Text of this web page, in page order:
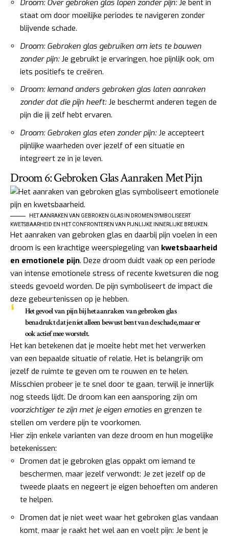
Droom: Over gebroken glas lopen zonder pijn:Je bent in
staat om door moeilijke periodes te navigeren zonder
blijvende schade.
Droom: Gebroken glas gebruiken om iets te bouwen
zonder pijn:Je gebruikt je ervaringen, hoe pijnlijk ook, om
iets positiefs te creëren.
Droom: Iemand anders gebroken glas laten aanraken
zonder dat die pijn heeft:Je beschermt anderen tegen de
pijn die jij zelf hebt ervaren.
Droom: Gebroken glas eten zonder pijn:Je accepteert
pijnlijke waarheden over jezelf of een situatie en
integreert ze in je leven.
Droom 6: Gebroken Glas Aanraken Met Pijn
HET AANRAKEN VAN GEBROKEN GLAS IN DROMEN SYMBOLISEERT
KWETSBAARHEID EN HET CONFRONTEREN VAN PIJNLIJKE INNERLIJKE BREUKEN.
Het aanraken van gebroken glas en daarbij pijn voelen in een
droom is een krachtige weerspiegeling van kwetsbaarheid
en emotionele pijn. Deze droom duidt vaak op een periode
van intense emotionele stress of recente kwetsuren die nog
steeds gevoeld worden. De pijn symboliseert de impact die
deze gebeurtenissen op je hebben.
Het gevoel van pijn bij het aanraken van gebroken glas
benadrukt dat je niet alleen bewust bent van de schade, maar er
ook actief mee worstelt.
Het kan betekenen dat je moeite hebt met het verwerken
van een bepaalde situatie of relatie. Het is belangrijk om
jezelf de ruimte te geven om te rouwen en te helen.
Misschien probeer je te snel door te gaan, terwijl je innerlijk
nog steeds lijdt. De droom kan een aansporing zijn om
voorzichtiger te zijn met je eigen emoties en grenzen te
stellen om verdere pijn te voorkomen.
Hier zijn enkele varianten van deze droom en hun mogelijke
betekenissen:
Dromen dat je gebroken glas oppakt om iemand te
beschermen, maar jezelf verwondt: Je zet jezelf op de
tweede plaats en negeert je eigen behoeften om anderen
te helpen.
Dromen dat je niet weet waar het gebroken glas vandaan
komt, maar je raakt het wel aan en voelt pijn: Je bent je